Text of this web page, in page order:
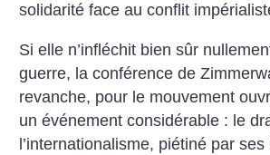
solidarité face au conflit
Si elle n’infléchit bien sûr
guerre, la conférence de
revanche, pour le mouvement
un événement considérable : le
l’internationalisme, piétiné par